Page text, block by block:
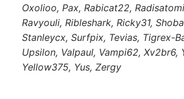
Oxolioo, Pax, Rabicat22,
Ravyouli, Ribleshark, Ricky31,
Stanleycx, Surfpix, Tevias, Tigrex-
Upsilon, Valpaul, Vampi62, Xv2br6,
Yellow375, Yus, Zergy